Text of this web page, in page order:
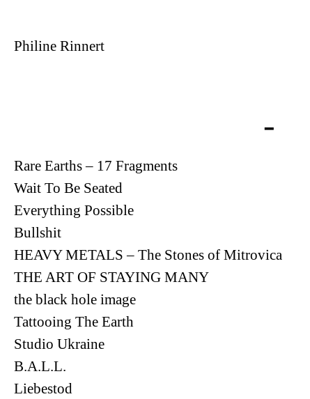
Philine Rinnert
Rare Earths – 17 Fragments
Wait To Be Seated
Everything Possible
Bullshit
HEAVY METALS – The Stones of Mitrovica
THE ART OF STAYING MANY
the black hole image
Tattooing The Earth
Studio Ukraine
B.A.L.L.
Liebestod